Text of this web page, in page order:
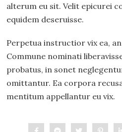
alterum eu sit. Velit epicurei
equidem deseruisse.
Perpetua instructior vix ea,
Commune nominati
probatus, in sonet
omittantur. Ea corpora
mentitum appellantur eu vix.